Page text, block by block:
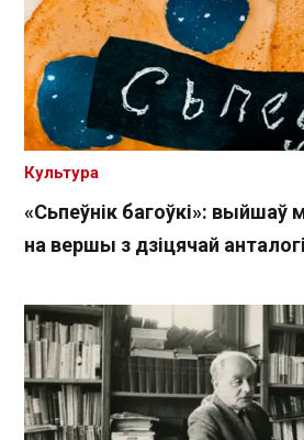
«Сьпеўнік багоўкі»:
на вершы з дзіцячай
Культура